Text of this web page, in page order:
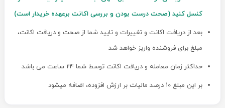
کنسل کنید (صحت درست بودن و بررسی اکانت برعهده خریدار است)
بعد از دریافت اکانت و تغییرات و تایید شما از صحت و دریافت اکانت،
مبلغ برای فروشنده واریز خواهد شد
حداکثر زمان معامله و دریافت اکانت توسط شما 24 ساعت می باشد
بر این مبلغ 10 درصد مالیات بر ارزش افزوده، اضافه میشود